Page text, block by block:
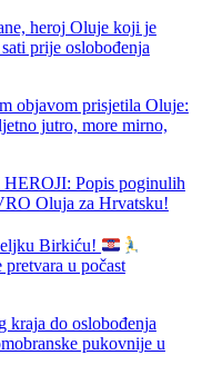
heroj Oluje koji je
prije oslobođenja
objavom prisjetila Oluje:
jutro, more mirno,
Popis poginulih
Oluja za Hrvatsku!
Birkiću!
u počast
kraja do oslobođenja
pukovnije u